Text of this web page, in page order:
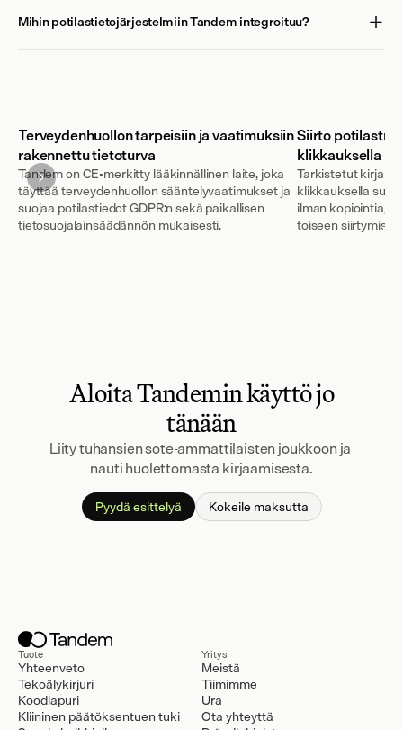
Mihin potilastietojärjestelmiin Tandem integroituu?
Terveydenhuollon tarpeisiin ja vaatimuksiin
rakennettu tietoturva
Tandem on CE-merkitty lääkinnällinen laite, joka
täyttää terveydenhuollon sääntelyvaatimukset ja
suojaa potilastiedot GDPR:n sekä paikallisen
tietosuojalainsäädännön mukaisesti.
Siirto
klikkauksella
Tarkistetut
klikkauksella
ilman kopiointia,
toiseen siirtymistä.
Aloita Tandemin käyttö jo
tänään
Liity tuhansien sote-ammattilaisten joukkoon ja
nauti huolettomasta kirjaamisesta.
Pyydä esittelyä Kokeile maksutta
Tuote
Yhteenveto
Tekoälykirjuri
Koodiapuri
Kliininen päätöksentuen tuki
Yritys
Meistä
Tiimimme
Ura
Ota yhteyttä